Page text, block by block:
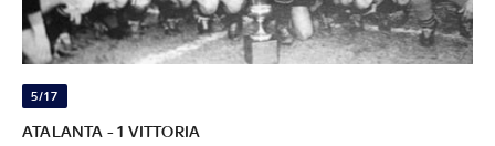
5/17
ATALANTA - 1 VITTORIA